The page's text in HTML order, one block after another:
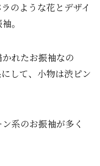
のような花とデザイ
。
れたお振袖なの
して、小物は渋ピン
系のお振袖が多く